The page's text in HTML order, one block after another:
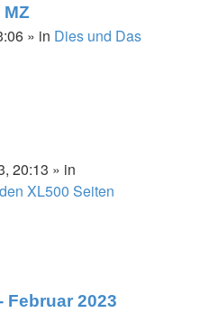
» in Dies und Das
20:13 » in
XL500 Seiten
Februar 2023